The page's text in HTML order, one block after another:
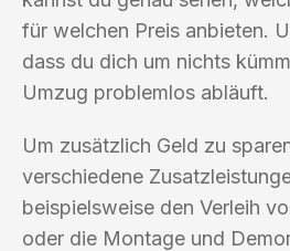
für welchen Preis anbieten.
dass du dich um nichts
Umzug problemlos abläuft.
Um zusätzlich Geld zu
verschiedene
beispielsweise den Verleih
oder die Montage und